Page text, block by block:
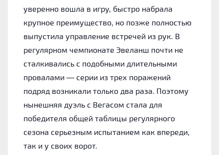
уверенно вошла в игру, быстро набрала
крупное преимущество, но позже полностью
выпустила управление встречей из рук. В
регулярном чемпионате Эвеланш почти не
сталкивались с подобными длительными
провалами — серии из трех поражений
подряд возникали только два раза. Поэтому
нынешняя дуэль с Вегасом стала для
победителя общей таблицы регулярного
сезона серьезным испытанием как впереди,
так и у своих ворот.